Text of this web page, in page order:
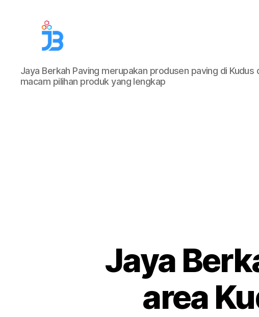
Jaya
Berkah
Paving
Jaya Berkah Paving merupakan produsen paving di Kudus
macam pilihan produk yang lengkap
Jaya
area